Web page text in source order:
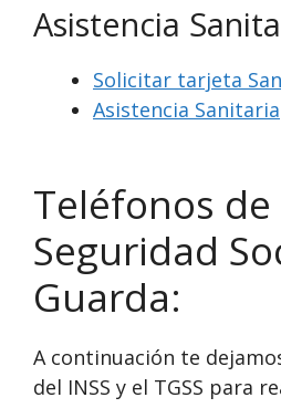
Asistencia
Solicitar tarjeta
Asistencia Sanitaria
Teléfonos de
Seguridad
Guarda:
A continuación te
del INSS y el TGSS para